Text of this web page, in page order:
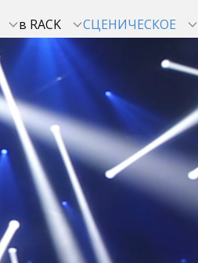
в RACK СЦЕНИЧЕСКОЕ